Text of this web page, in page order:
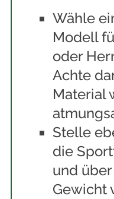
Wähle
Modell
oder
Achte
Material
Stelle
die
und
Gewicht